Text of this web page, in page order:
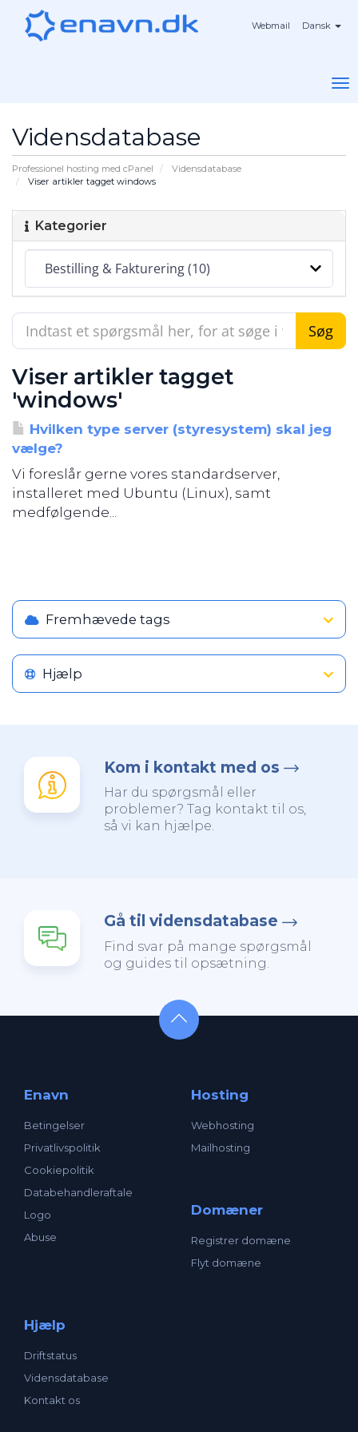
Webmail Dansk
Vidensdatabase
Professionel hosting med cPanel
Vidensdatabase
Viser artikler tagget windows
Kategorier
Viser artikler tagget
'windows'
Hvilken type server (styresystem) skal jeg
vælge?
Vi foreslår gerne vores standardserver,
installeret med Ubuntu (Linux), samt
medfølgende...
Fremhævede tags
Hjælp
Kom i kontakt med os
Har du spørgsmål eller
problemer? Tag kontakt til os,
så vi kan hjælpe.
Gå til vidensdatabase
Find svar på mange spørgsmål
og guides til opsætning.
Enavn
Betingelser
Privatlivspolitik
Cookiepolitik
Databehandleraftale
Logo
Abuse
Hosting
Webhosting
Mailhosting
Domæner
Registrer domæne
Flyt domæne
Hjælp
Driftstatus
Vidensdatabase
Kontakt os